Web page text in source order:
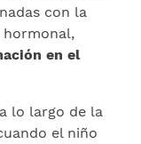
con la
hormonal,
en el
lo largo de la
el niño